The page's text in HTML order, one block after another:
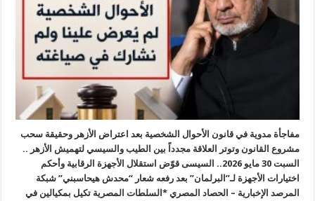
مفاجأة مدوية في قانون الأحوال الشخصية بعد اعتراض الأزهر وحقيقة سحب
مشروع القانون وتوتر العلاقة مجدداً بين الطيب والسيسي لتهميش الأزهر ..
السبت 30 مايو 2026.. السيسى قوّض استقلال الأجهزة الرقابية وأحكم
اختيارات الأجهزة لـ”البرلمان” بعد رفعه شعار “محدش هيحاسبني” شبكة
المرصد الإخبارية – الحصاد المصري *السلطات المصرية تكيل بمكيالين في